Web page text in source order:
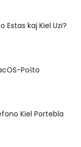
Estas kaj Kiel Uzi?
Poŝto
Kiel Portebla